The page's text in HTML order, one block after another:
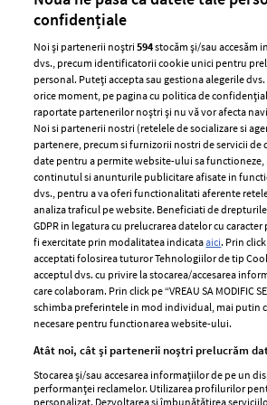
ELLE Style Awards
2024
Despre ELLE
Romania
Contact
Abonamente
Politica
GSP
Unica
femei
Viva
confidențiale
Noi și partenerii noștri594stocăm și/sau
dvs., precum identificatorii cookie unici pentru
personal. Puteți accepta sau gestiona alegerile
orice moment, pe pagina cu politica de
raportate partenerilor noștri și nu vă vor afecta
Noi si partenerii nostri (retelele de socializare si
partenere, precum si furnizorii nostri de servicii de
date pentru a permite website-ului sa
continutul si anunturile publicitare afisate in
dvs., pentru a va oferi functionalitati aferente
analiza traficul pe website. Beneficiati de
GDPR in legatura cu prelucrarea datelor cu
fi exercitate prin modalitatea indicataaici. Prin click
acceptati folosirea tuturor Tehnologiilor de tip
acceptul dvs. cu privire la stocarea/accesarea
care colaboram. Prin click pe “VREAU SA MODIFIC
schimba preferintele in mod individual, mai putin
necesare pentru functionarea website-ului.
Atât noi, cât și partenerii noștri prelucrăm
Stocarea și/sau accesarea informațiilor de pe un
performanței reclamelor. Utilizarea profilurilor
personalizat. Dezvoltarea și îmbunătățirea